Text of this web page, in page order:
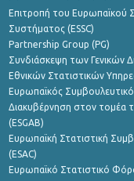
Επιτροπή του Ευρωπαϊκού
Συστήματος (ESSC)
Partnership Group (PG)
Συνδιάσκεψη των Γενικών
Εθνικών Στατιστικών
Ευρωπαϊκός
Διακυβέρνηση στον τομέα
(ESGAB)
Ευρωπαϊκή Στατιστική
(ESAC)
Ευρωπαϊκό Στατιστικό